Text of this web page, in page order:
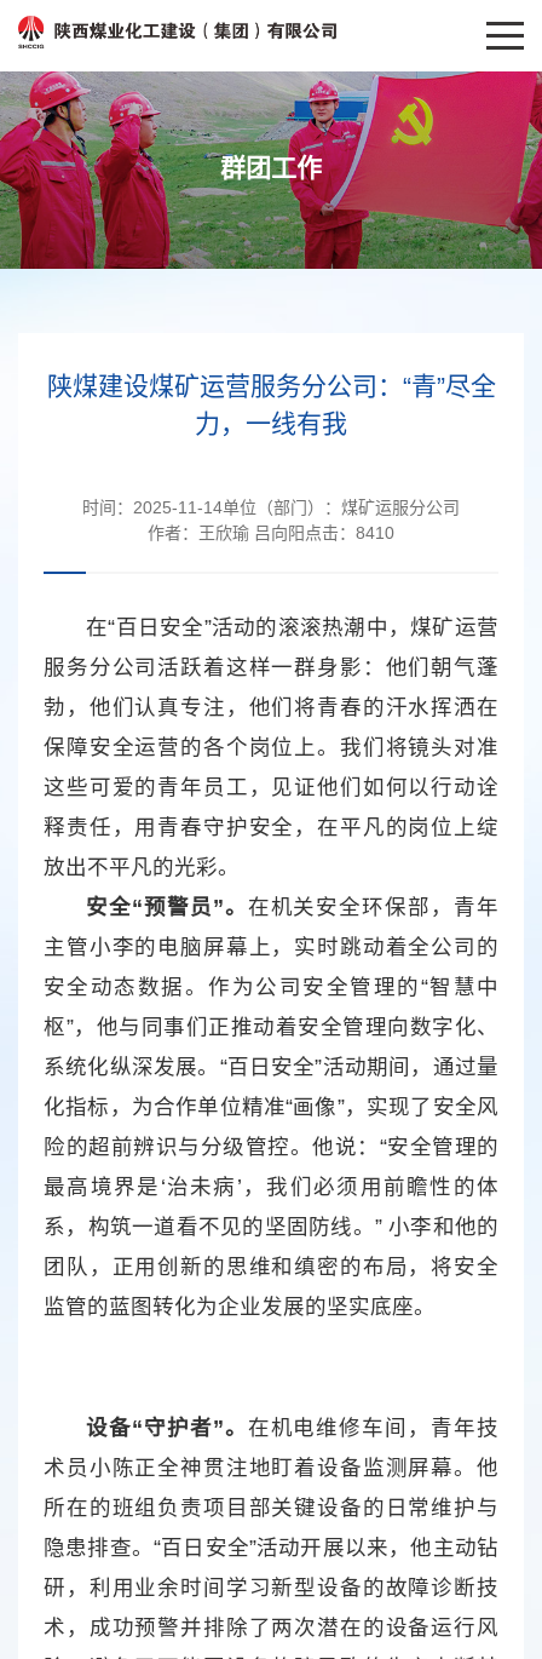
群团工作
陕煤建设煤矿运营服务分公司：“青”尽全
力，一线有我
时间： 2025-11-14单位（部门）： 煤矿运服分公司
作者： 王欣瑜 吕向阳点击： 8410
在“百日安全”活动的滚滚热潮中，煤矿运营
服务分公司活跃着这样一群身影：他们朝气蓬
勃，他们认真专注，他们将青春的汗水挥洒在
保障安全运营的各个岗位上。我们将镜头对准
这些可爱的青年员工，见证他们如何以行动诠
释责任，用青春守护安全，在平凡的岗位上绽
放出不平凡的光彩。
安全“预警员”。 在机关安全环保部，青年
主管小李的电脑屏幕上，实时跳动着全公司的
安全动态数据。作为公司安全管理的“智慧中
枢”，他与同事们正推动着安全管理向数字化、
系统化纵深发展。“百日安全”活动期间，通过量
化指标，为合作单位精准“画像”，实现了安全风
险的超前辨识与分级管控。他说：“安全管理的
最高境界是‘治未病’，我们必须用前瞻性的体
系，构筑一道看不见的坚固防线。” 小李和他的
团队，正用创新的思维和缜密的布局，将安全
监管的蓝图转化为企业发展的坚实底座。
设备“守护者”。 在机电维修车间，青年技
术员小陈正全神贯注地盯着设备监测屏幕。他
所在的班组负责项目部关键设备的日常维护与
隐患排查。“百日安全”活动开展以来，他主动钻
研，利用业余时间学习新型设备的故障诊断技
术，成功预警并排除了两次潜在的设备运行风